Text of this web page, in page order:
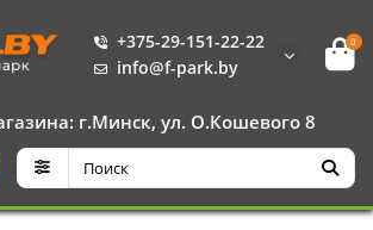
+375-29-151-22-22
info@f-park.by
0
г.Минск, ул. О.Кошевого 8